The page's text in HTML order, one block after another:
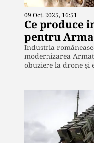
09 Oct. 2025, 16:51
Ce produce
pentru
Industria
modernizarea
obuziere la drone și